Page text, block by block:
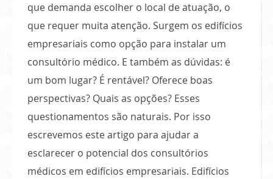
que demanda escolher o local de atuação, o
que requer muita atenção. Surgem os edifícios
empresariais como opção para instalar um
consultório médico. E também as dúvidas: é
um bom lugar? É rentável? Oferece boas
perspectivas? Quais as opções? Esses
questionamentos são naturais. Por isso
escrevemos este artigo para ajudar a
esclarecer o potencial dos consultórios
médicos em edifícios empresariais. Edifícios